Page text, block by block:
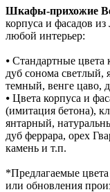
Шкафы-прихожие
корпуса и фасадов
любой интерьер:
⦁ Стандартные цвета
дуб сонома светлый,
темный, венге цаво,
⦁ Цвета корпуса и
(имитация бетона),
янтарный,
дуб феррара, орех
камень и т.п.
*Предлагаемые цвета
или обновления